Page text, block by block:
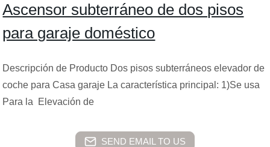
Ascensor subterráneo de dos pisos
para garaje doméstico
Descripción de Producto Dos pisos subterráneos elevador de
coche para Casa garaje La característica principal: 1)Se usa
Para la Elevación de
SEND EMAIL TO US